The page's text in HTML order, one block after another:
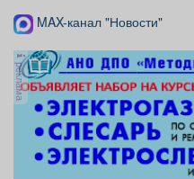
MAX-канал "Новости"
реклама